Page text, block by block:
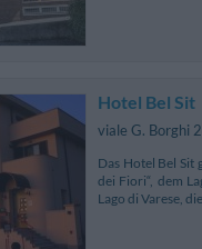
Hotel Bel Sit
viale G. Borghi
Das Hotel Bel Sit
dei Fiori“, dem
Lago di Varese,